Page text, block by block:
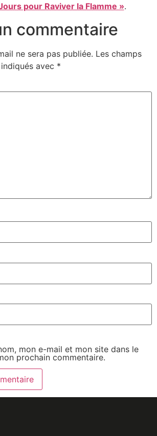
pour Raviver la Flamme ».
commentaire
ne sera pas publiée. Les champs
avec *
mon e-mail et mon site dans le
prochain commentaire.